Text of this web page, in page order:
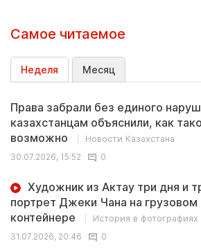
Самое читаемое
Неделя Месяц
Права забрали без единого
казахстанцам объяснили, как
возможно
Новости Казахстана
30.07.2026, 15:52
0
Художник из Актау три дня и
портрет Джеки Чана на грузовом
контейнере
История в фотографиях
31.07.2026, 20:46
0